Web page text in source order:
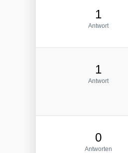
1
Antwort
1
Antwort
0
Antworten